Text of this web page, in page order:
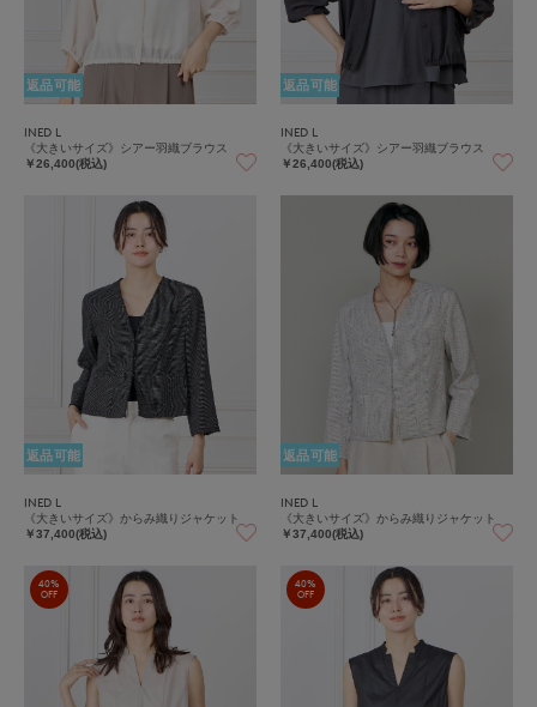
返品可能
INED L
《大きいサイズ》シアー羽織ブラウス
￥26,400(税込)
返品可能
INED L
《大きいサイズ》シアー羽織ブラウス
￥26,400(税込)
返品可能
INED L
《大きいサイズ》からみ織りジャケット
￥37,400(税込)
返品可能
INED L
《大きいサイズ》からみ織りジャケット
￥37,400(税込)
40%
OFF
40%
OFF